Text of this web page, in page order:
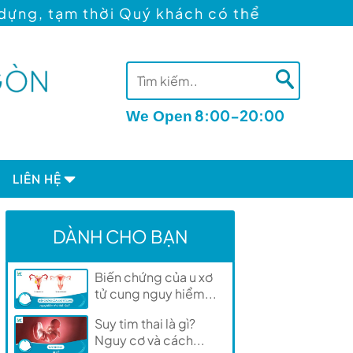
khách có thể khám Hiếm muộn tại địa
We Open 8:00-20:00
LIÊN HỆ
Địa chỉ
Tuyển dụng
DÀNH CHO BẠN
Biến chứng của u xơ
tử cung nguy hiểm...
Suy tim thai là gì?
Nguy cơ và cách...